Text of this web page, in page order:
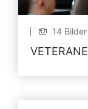
14